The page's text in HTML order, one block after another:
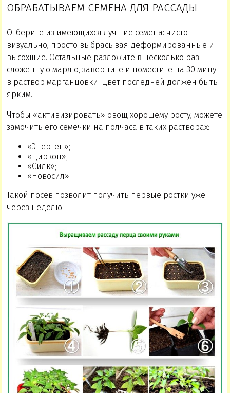
ОБРАБАТЫВАЕМ СЕМЕНА ДЛЯ РАССАДЫ
Отберите из имеющихся лучшие семена: чисто
визуально, просто выбрасывая деформированные и
высохшие. Остальные разложите в несколько раз
сложенную марлю, заверните и поместите на 30 минут
в раствор марганцовки. Цвет последней должен быть
ярким.
Чтобы «активизировать» овощ хорошему росту, можете
замочить его семечки на полчаса в таких растворах:
«Энерген»;
«Циркон»;
«Силк»;
«Новосил».
Такой посев позволит получить первые ростки уже
через неделю!